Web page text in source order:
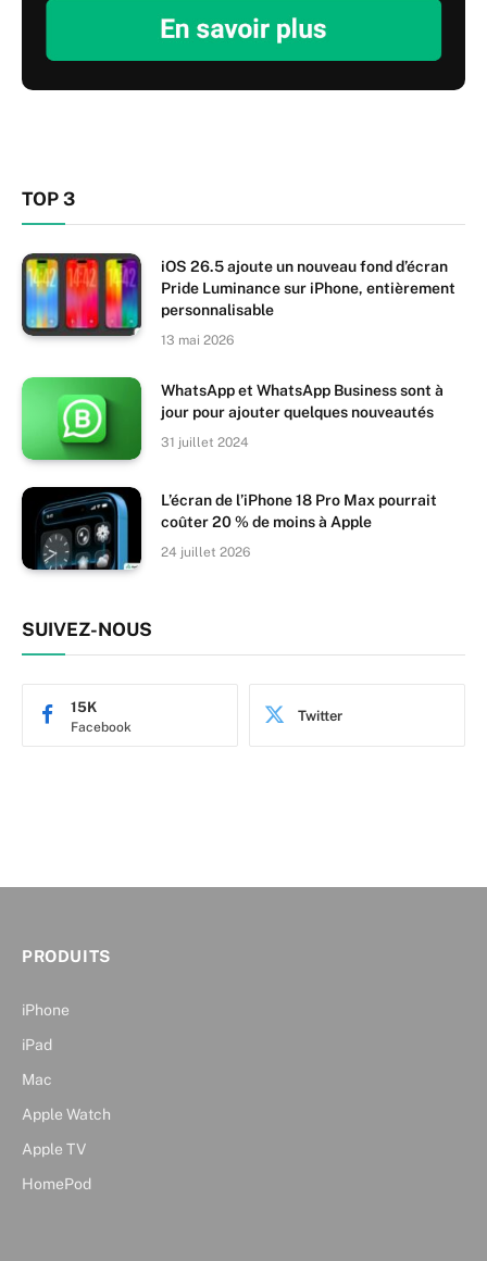
TOP 3
iOS 26.5 ajoute un nouveau fond d’écran
Pride Luminance sur iPhone, entièrement
personnalisable
13 mai 2026
WhatsApp et WhatsApp Business sont à
jour pour ajouter quelques nouveautés
31 juillet 2024
L’écran de l’iPhone 18 Pro Max pourrait
coûter 20 % de moins à Apple
24 juillet 2026
SUIVEZ-NOUS
Facebook
15K Twitter
PRODUITS
iPhone
iPad
Mac
Apple Watch
Apple TV
HomePod